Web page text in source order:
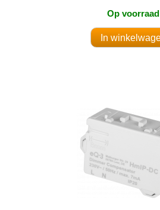
Op voorraad